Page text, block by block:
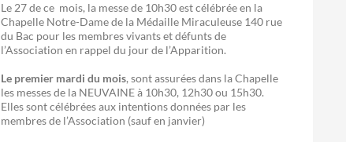
Le 27 de ce mois, la messe de 10h30 est célébrée en la
Chapelle Notre-Dame de la Médaille Miraculeuse 140 rue
du Bac pour les membres vivants et défunts de
l’Association en rappel du jour de l’Apparition.
Le premier mardi du mois, sont assurées dans la Chapelle
les messes de la NEUVAINE à 10h30, 12h30 ou 15h30.
Elles sont célébrées aux intentions données par les
membres de l’Association (sauf en janvier)